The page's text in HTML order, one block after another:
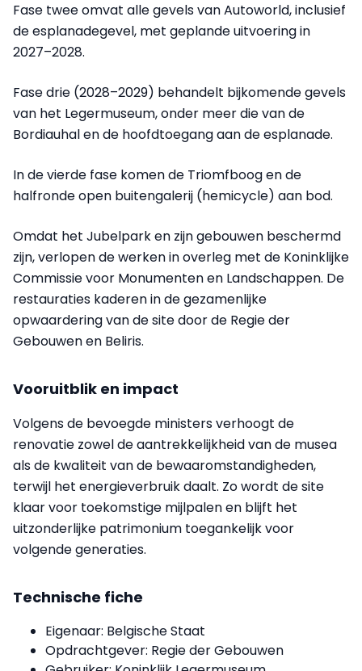
Fase twee omvat alle gevels van Autoworld, inclusief
de esplanadegevel, met geplande uitvoering in
2027–2028.
Fase drie (2028–2029) behandelt bijkomende gevels
van het Legermuseum, onder meer die van de
Bordiauhal en de hoofdtoegang aan de esplanade.
In de vierde fase komen de Triomfboog en de
halfronde open buitengalerij (hemicycle) aan bod.
Omdat het Jubelpark en zijn gebouwen beschermd
zijn, verlopen de werken in overleg met de Koninklijke
Commissie voor Monumenten en Landschappen. De
restauraties kaderen in de gezamenlijke
opwaardering van de site door de Regie der
Gebouwen en Beliris.
Vooruitblik en impact
Volgens de bevoegde ministers verhoogt de
renovatie zowel de aantrekkelijkheid van de musea
als de kwaliteit van de bewaaromstandigheden,
terwijl het energieverbruik daalt. Zo wordt de site
klaar voor toekomstige mijlpalen en blijft het
uitzonderlijke patrimonium toegankelijk voor
volgende generaties.
Technische fiche
Eigenaar: Belgische Staat
Opdrachtgever: Regie der Gebouwen